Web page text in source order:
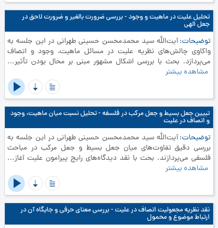
تحلیل علیت در ماهیت و وجود - بررسی ضرورت بالغیر و ضرورت لاحق در
جعل الهی
توضیحات آیت‌الله سید محمدمحسن حسینی طهرانی در این جلسه به
واکاوی چالش‌های نظریه علیت در مسائل ماهیت، وجود و اتصاف
می‌پردازد. بحث با بررسی اشکال مشهور مبنی بر محال بودن تأثیر...
مشاهده بیشتر
تبیین جعل بسیط و جعل مرکب در فلسفه - تحلیل نسبت میان ماهیت، وجود
و اتصاف در علیت
توضیحات آیت‌الله سید محمدمحسن حسینی طهرانی در این جلسه به
بررسی دقیق تفاوت‌های میان جعل بسیط و جعل مرکب در مباحث
فلسفی می‌پردازند. بحث با نقد دیدگاه‌های رایج پیرامون علیت آغاز...
مشاهده بیشتر
نقد نظریه مجعولیت اتصاف در علیت - بررسی معنای حرفی و جایگاه آن در
ارتباط موضوع و محمول